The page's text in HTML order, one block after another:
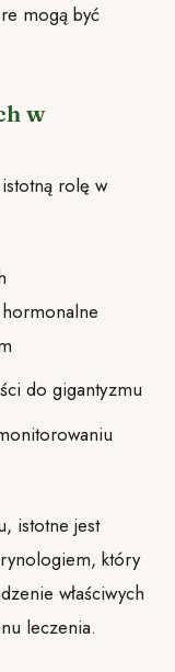
mogą być
w
rolę w
do gigantyzmu
istotne jest
który
właściwych
leczenia.